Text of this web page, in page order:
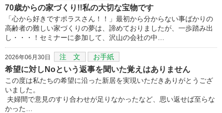
70歳からの家づくり!!私の大切な宝物です
「心から好きですポラスさん！！」最初から分からない事ばかりの
高齢者の難しい家づくりの夢は、諦めておりましたが、一歩踏み出
し・・・！セミナーに参加して、沢山の会社の中…
2026年06月30日 注 文 お手紙
希望に対しNoという返事を聞いた覚えはありません
この度は私たちの希望に沿った新居を実現いただきありがとうござ
いました。
夫婦間で意見のすり合わせが足りなかったなど、思い返せば至らな
かった…